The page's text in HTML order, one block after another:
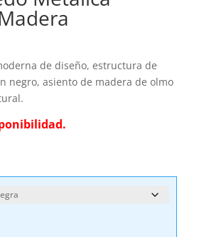
de diseño, estructura de
negro, asiento de madera de olmo